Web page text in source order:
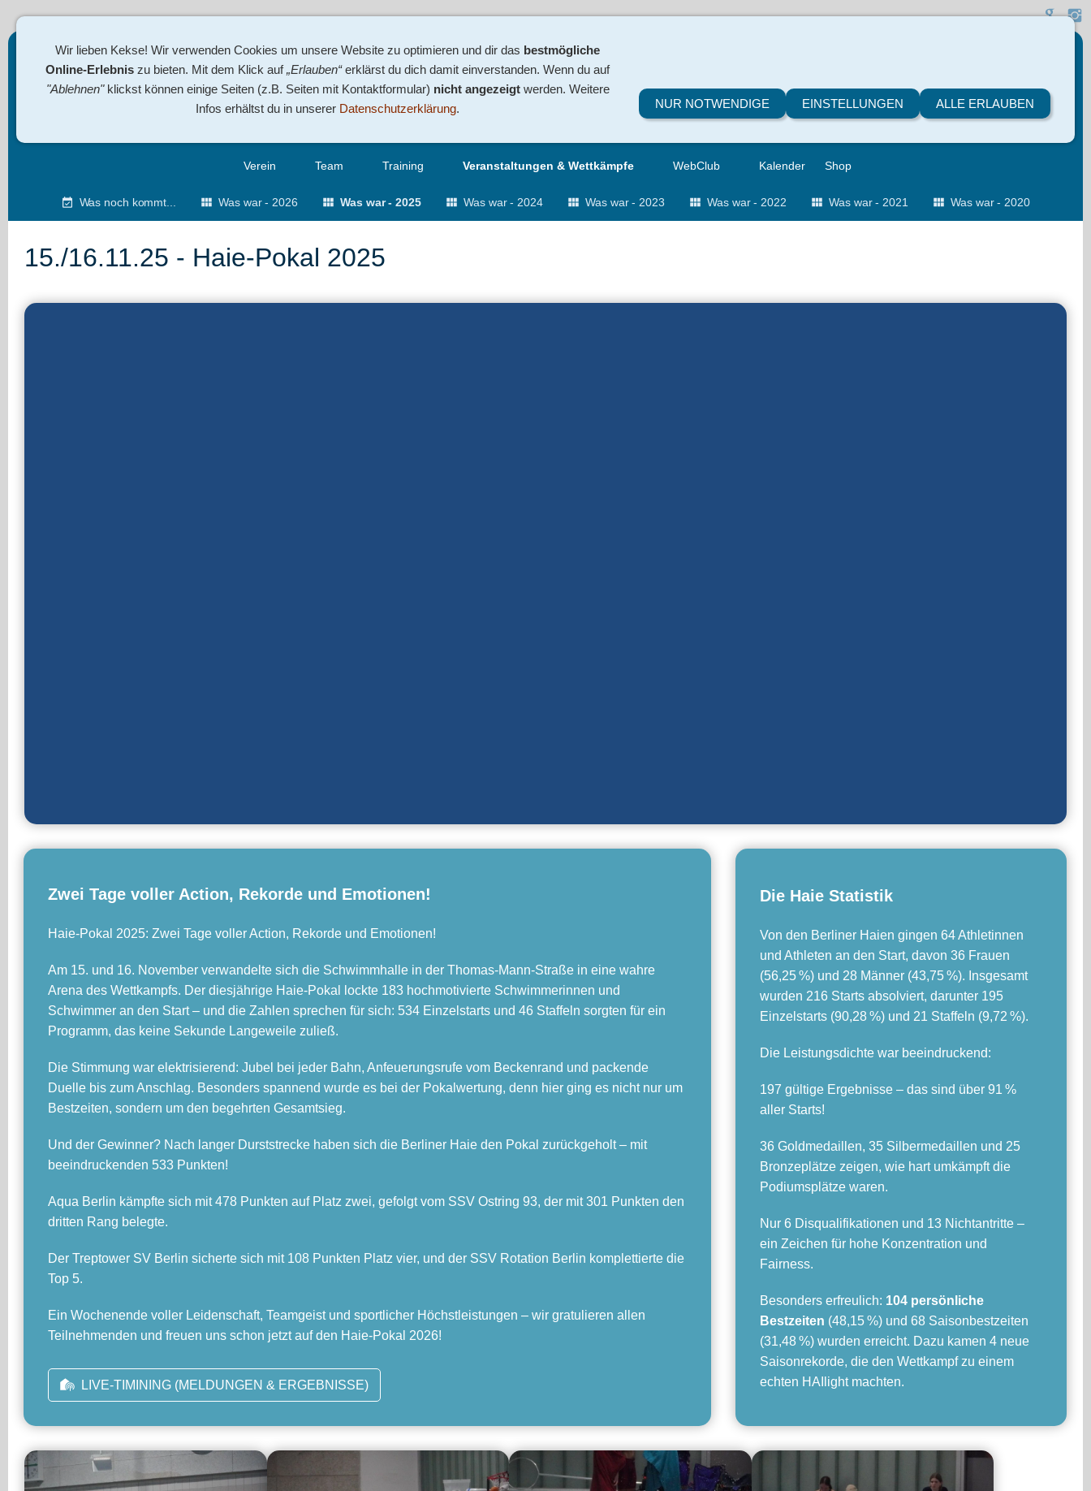
Verein Team Training Veranstaltungen & Wettkämpfe WebClub Kalender Shop
Was noch kommt... Was war - 2026 Was war - 2025 Was war - 2024 Was war - 2023 Was war - 2022 Was war - 2021 Was war - 2020
15./16.11.25 - Haie-Pokal 2025
Zwei Tage voller Action, Rekorde und Emotionen!
Haie-Pokal 2025: Zwei Tage voller Action, Rekorde und Emotionen!
Am 15. und 16. November verwandelte sich die Schwimmhalle in der Thomas-Mann-Straße in eine wahre
Arena des Wettkampfs. Der diesjährige Haie-Pokal lockte 183 hochmotivierte Schwimmerinnen und
Schwimmer an den Start – und die Zahlen sprechen für sich: 534 Einzelstarts und 46 Staffeln sorgten für ein
Programm, das keine Sekunde Langeweile zuließ.
Die Stimmung war elektrisierend: Jubel bei jeder Bahn, Anfeuerungsrufe vom Beckenrand und packende
Duelle bis zum Anschlag. Besonders spannend wurde es bei der Pokalwertung, denn hier ging es nicht nur um
Bestzeiten, sondern um den begehrten Gesamtsieg.
Und der Gewinner? Nach langer Durststrecke haben sich die Berliner Haie den Pokal zurückgeholt – mit
beeindruckenden 533 Punkten!
Aqua Berlin kämpfte sich mit 478 Punkten auf Platz zwei, gefolgt vom SSV Ostring 93, der mit 301 Punkten den
dritten Rang belegte.
Der Treptower SV Berlin sicherte sich mit 108 Punkten Platz vier, und der SSV Rotation Berlin komplettierte die
Top 5.
Ein Wochenende voller Leidenschaft, Teamgeist und sportlicher Höchstleistungen – wir gratulieren allen
Teilnehmenden und freuen uns schon jetzt auf den Haie-Pokal 2026!
LIVE-TIMINING (MELDUNGEN & ERGEBNISSE)
Die Haie Statistik
Von den Berliner Haien gingen 64 Athletinnen
und Athleten an den Start, davon 36 Frauen
(56,25 %) und 28 Männer (43,75 %). Insgesamt
wurden 216 Starts absolviert, darunter 195
Einzelstarts (90,28 %) und 21 Staffeln (9,72 %).
Die Leistungsdichte war beeindruckend:
197 gültige Ergebnisse – das sind über 91 %
aller Starts!
36 Goldmedaillen, 35 Silbermedaillen und 25
Bronzeplätze zeigen, wie hart umkämpft die
Podiumsplätze waren.
Nur 6 Disqualifikationen und 13 Nichtantritte –
ein Zeichen für hohe Konzentration und
Fairness.
Besonders erfreulich: 104 persönliche
Bestzeiten (48,15 %) und 68 Saisonbestzeiten
(31,48 %) wurden erreicht. Dazu kamen 4 neue
Saisonrekorde, die den Wettkampf zu einem
echten HAIlight machten.
Wir lieben Kekse! Wir verwenden Cookies um unsere Website zu optimieren und dir das bestmögliche
Online-Erlebnis zu bieten. Mit dem Klick auf„Erlauben“erklärst du dich damit einverstanden. Wenn du auf
"Ablehnen" klickst können einige Seiten (z.B. Seiten mit Kontaktformular) nicht angezeigtwerden. Weitere
Infos erhältst du in unserer Datenschutzerklärung. NUR NOTWENDIGE EINSTELLUNGEN ALLE ERLAUBEN